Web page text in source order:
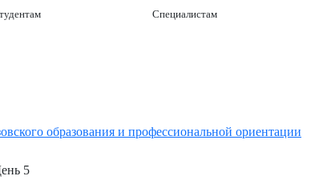
Специалистам
образования и профессиональной ориентации
5